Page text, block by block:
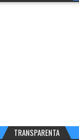
TRANSPARENTA